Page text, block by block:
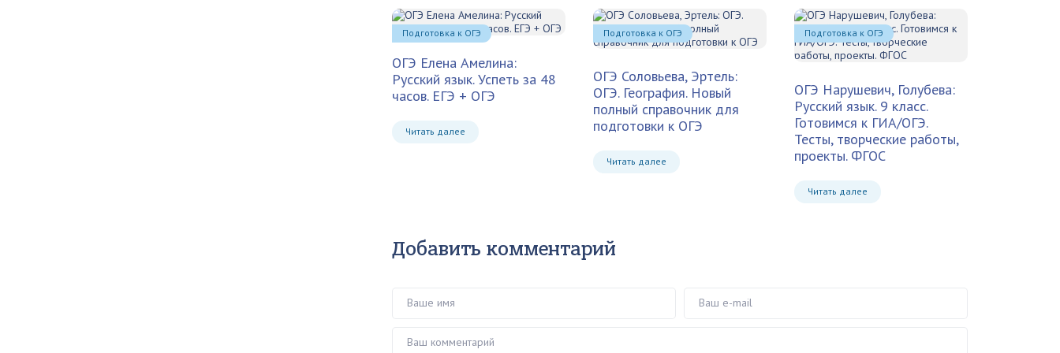
ОГЭ Елена Амелина:
Русский язык. Успеть за 48
часов. ЕГЭ + ОГЭ
Читать далее
Подготовка к ОГЭ
ОГЭ Соловьева, Эртель:
ОГЭ. География. Новый
полный справочник для
подготовки к ОГЭ
Читать далее
Подготовка к ОГЭ
ОГЭ Нарушевич, Голубева:
Русский язык. 9 класс.
Готовимся к ГИА/ОГЭ.
Тесты, творческие работы,
проекты. ФГОС
Читать далее
Подготовка к ОГЭ
Добавить комментарий